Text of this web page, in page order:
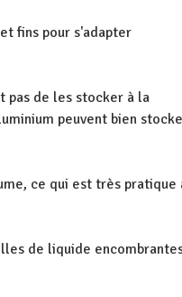
fins pour s'adapter
pas de les stocker à la
peuvent bien
ce qui est très pratique
de liquide